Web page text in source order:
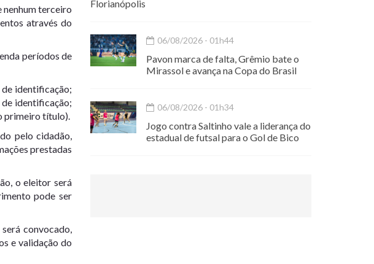
nenhum terceiro
através do
períodos de
identificação;
identificação;
primeiro título).
pelo cidadão,
prestadas
o eleitor será
pode ser
convocado,
e validação do
Florianópolis
06/08/2026 - 01h44
Pavon marca de falta, Grêmio bate o
Mirassol e avança na Copa do Brasil
06/08/2026 - 01h34
Jogo contra Saltinho vale a liderança do
estadual de futsal para o Gol de Bico